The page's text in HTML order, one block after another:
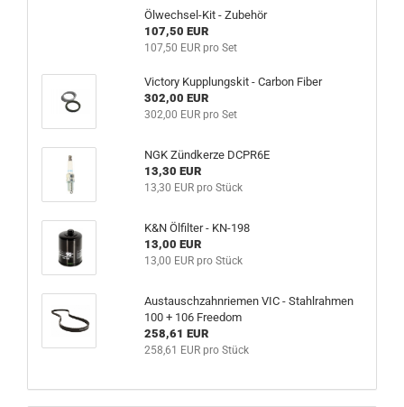
Ölwechsel-Kit - Zubehör
107,50 EUR
107,50 EUR pro Set
Victory Kupplungskit - Carbon Fiber
302,00 EUR
302,00 EUR pro Set
NGK Zündkerze DCPR6E
13,30 EUR
13,30 EUR pro Stück
K&N Ölfilter - KN-198
13,00 EUR
13,00 EUR pro Stück
Austauschzahnriemen VIC - Stahlrahmen
100 + 106 Freedom
258,61 EUR
258,61 EUR pro Stück